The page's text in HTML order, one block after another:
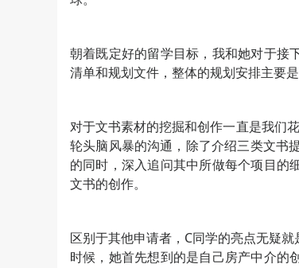
朝着既定好的留学目标，我和她对于接
清单和规划文件，整体的规划安排主要
对于文书素材的挖掘和创作一直是我们
轮头脑风暴的沟通，除了介绍三类文书
的同时，深入追问其中所做每个项目的
文书的创作。
区别于其他申请者，C同学的亮点无疑
时候，她首先想到的是自己房产中介的